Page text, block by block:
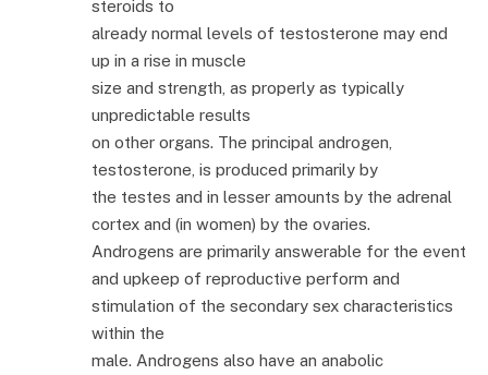
steroids to
already normal levels of testosterone may end
up in a rise in muscle
size and strength, as properly as typically
unpredictable results
on other organs. The principal androgen,
testosterone, is produced primarily by
the testes and in lesser amounts by the adrenal
cortex and (in women) by the ovaries.
Androgens are primarily answerable for the event
and upkeep of reproductive perform and
stimulation of the secondary sex characteristics
within the
male. Androgens also have an anabolic